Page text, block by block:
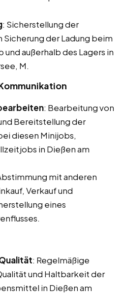
: Sicherstellung der
der Ladung beim
und außerhalb des Lagers in
M.
: Bearbeitung von
Bereitstellung der
diesen Minijobs,
in Dießen am
mit anderen
Verkauf und
eines
: Regelmäßige
und Haltbarkeit der
in Dießen am